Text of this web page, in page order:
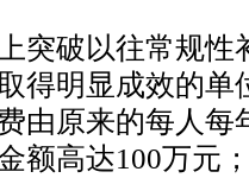
破以往常规性
得明显成效的单
由原来的每人每
额高达100万元